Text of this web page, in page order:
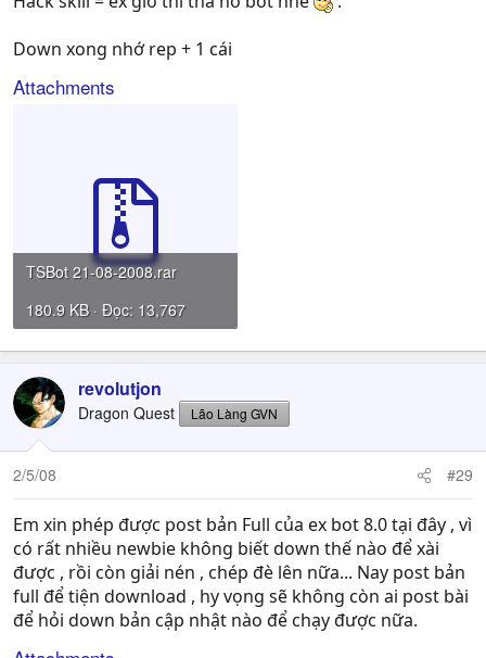
Down xong nhớ rep + 1 cái
Attachments
TSBot 21-08-2008.rar
180.9 KB · Đọc: 13,767
revolutjon
Dragon Quest Lão Làng GVN
2/5/08 #29
Em xin phép được post bản Full của ex bot 8.0 tại đây , vì
có rất nhiều newbie không biết down thế nào để xài
được , rồi còn giải nén , chép đè lên nữa... Nay post bản
full để tiện download , hy vọng sẽ không còn ai post bài
để hỏi down bản cập nhật nào để chạy được nữa.